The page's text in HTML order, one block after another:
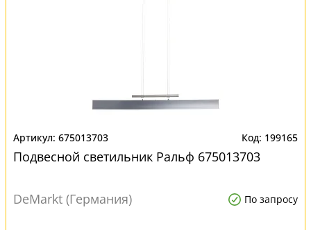
675013703 199165
Подвесной светильник Ральф 675013703
DeMarkt (Германия) По запросу